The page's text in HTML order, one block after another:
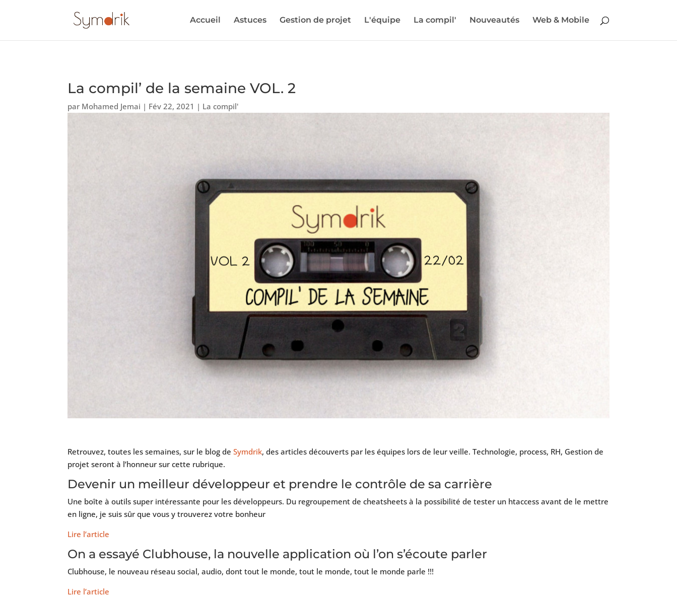
Accueil Astuces Gestion de projet L'équipe La compil' Nouveautés Web & Mobile
La compil’ de la semaine VOL. 2
par Mohamed Jemai | Fév 22, 2021 | La compil'
Retrouvez, toutes les semaines, sur le blog deSymdrik, des articles découverts par les équipes lors de leur veille. Technologie, process, RH, Gestion de
projet seront à l’honneur sur cette rubrique.
Devenir un meilleur développeur et prendre le contrôle de sa carrière
Une boîte à outils super intéressante pour les développeurs. Du regroupement de cheatsheets à la possibilité de tester un htaccess avant de le mettre
en ligne, je suis sûr que vous y trouverez votre bonheur
Lire l’article
On a essayé Clubhouse, la nouvelle application où l’on s’écoute parler
Clubhouse, le nouveau réseau social, audio, dont tout le monde, tout le monde, tout le monde parle !!!
Lire l’article